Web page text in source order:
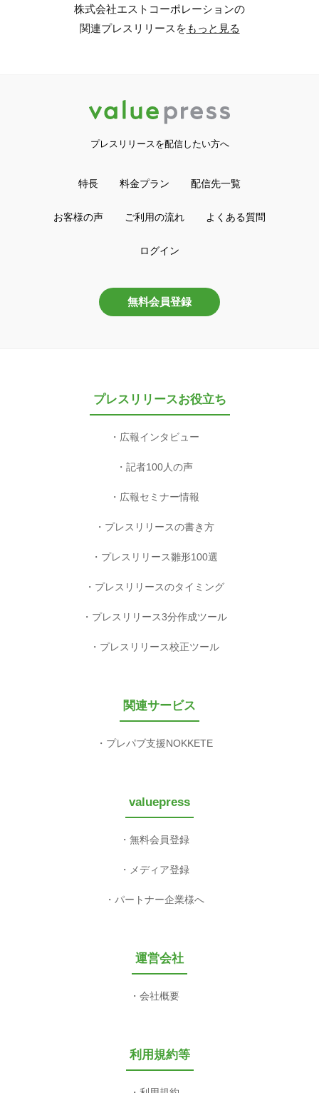
株式会社エストコーポレーションの
関連プレスリリースをもっと見る
プレスリリースを配信したい方へ
特長 料金プラン 配信先一覧
お客様の声 ご利用の流れ よくある質問
ログイン
無料会員登録
プレスリリースお役立ち
広報インタビュー
記者100人の声
広報セミナー情報
プレスリリースの書き方
プレスリリース雛形100選
プレスリリースのタイミング
プレスリリース3分作成ツール
プレスリリース校正ツール
関連サービス
プレパブ支援NOKKETE
valuepress
無料会員登録
メディア登録
パートナー企業様へ
運営会社
会社概要
利用規約等